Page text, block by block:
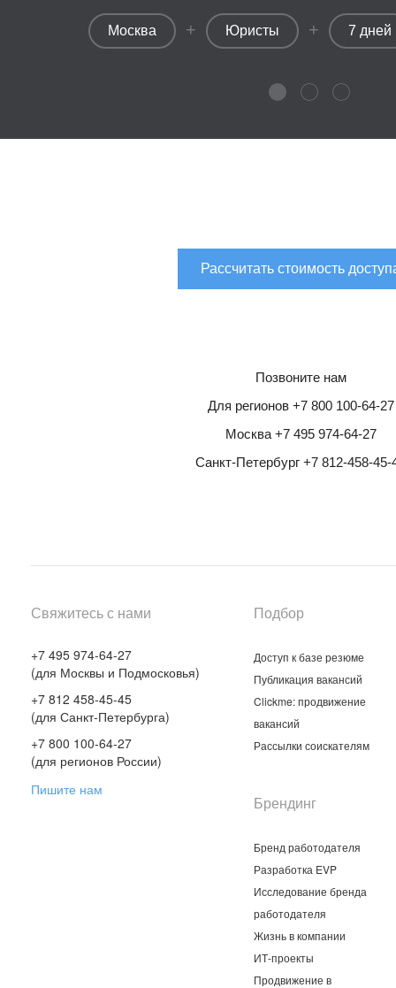
Москва + Юристы + 7 дней
Рассчитать стоимость
Позвоните нам
Для регионов +7 800 100-64-27
Москва +7 495 974-64-27
Санкт-Петербург +7 812-458-45-
Свяжитесь с нами
+7 495 974-64-27
(для Москвы и Подмосковья)
+7 812 458-45-45
(для Санкт-Петербурга)
+7 800 100-64-27
(для регионов России)
Пишите нам
Подбор
Доступ к базе резюме
Публикация вакансий
Clickme: продвижение
вакансий
Рассылки соискателям
Брендинг
Бренд работодателя
Разработка EVP
Исследование бренда
работодателя
Жизнь в компании
ИТ-проекты
Продвижение в